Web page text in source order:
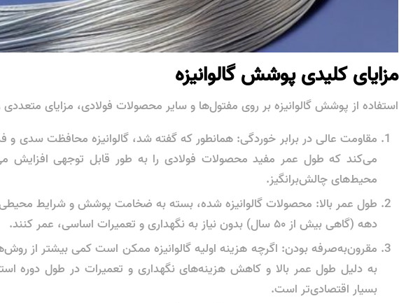
مزایای کلیدی پوشش گالوانیزه
استفاده از پوشش گالوانیزه بر روی مفتول‌ها و سایر محصولات فولادی، مزایای متعددی
مقاومت عالی در برابر خوردگی: همانطور که گفته شد، گالوانیزه محافظت سدی و
می‌کند که طول عمر مفید محصولات فولادی را به طور قابل توجهی افزایش
محیط‌های چالش‌برانگیز.
طول عمر بالا: محصولات گالوانیزه شده، بسته به ضخامت پوشش و شرایط
دهه (گاهی بیش از ۵۰ سال) بدون نیاز به نگهداری و تعمیرات اساسی، عمر کنند.
مقرون‌به‌صرفه بودن: اگرچه هزینه اولیه گالوانیزه ممکن است کمی بیشتر از
به دلیل طول عمر بالا و کاهش هزینه‌های نگهداری و تعمیرات در طول دوره
بسیار اقتصادی‌تر است.